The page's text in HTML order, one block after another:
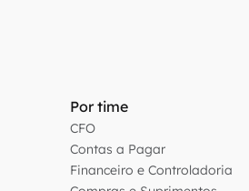
Por time
CFO
Contas a Pagar
Financeiro e Controladoria